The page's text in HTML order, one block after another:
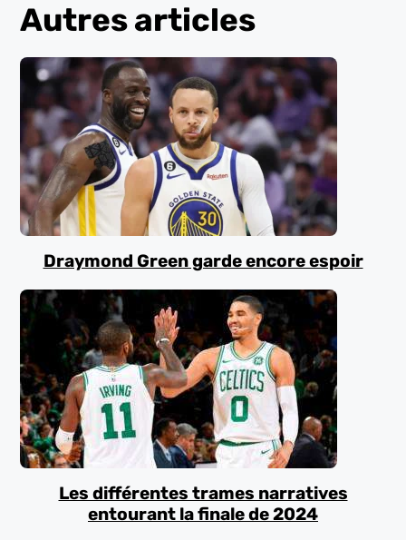
Autres articles
Draymond Green garde encore espoir
Les différentes trames narratives
entourant la finale de 2024